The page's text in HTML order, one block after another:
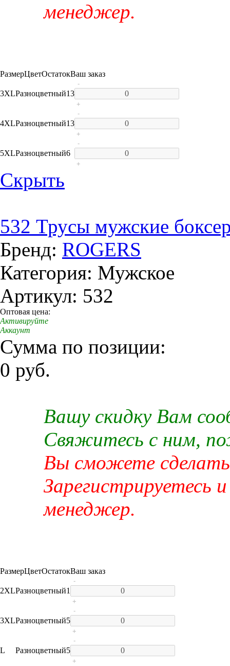
менеджер.
РазмерЦветОстатокВаш заказ
3XLРазноцветный13
-
+
4XLРазноцветный13
-
+
5XLРазноцветный6
-
+
Скрыть
532 Трусы мужские
Бренд: ROGERS
Категория: Мужское
Артикул: 532
Оптовая цена:
Активируйте
Аккаунт
Сумма по позиции:
0 руб.
Вашу скидку Вам
Свяжитесь с ним,
Вы сможете сделать
Зарегистрируетесь
менеджер.
РазмерЦветОстатокВаш заказ
2XLРазноцветный1
-
+
3XLРазноцветный5
-
+
L Разноцветный5
-
+